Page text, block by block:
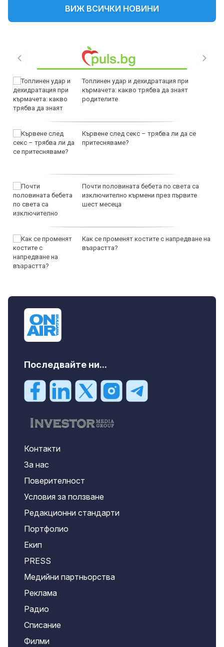
ВИЖ ВСИЧКИ НОВИНИ
Топлинен удар и дехидратация при
кърмачета: какво трябва да знаят
родителите
Кървене след секс – трябва ли да се
притесняваме?
Почти половината бебета по света са
изключително кърмени през първите
шест месеца
Как се променят костите с напредване на
възрастта?
Последвайте ни...
Контакти
За нас
Поверителност
Условия за ползване
Редакционни стандарти
Портфолио
Екип
PRESS
Медийни партньорства
Реклама
Радио
Списание
Филми